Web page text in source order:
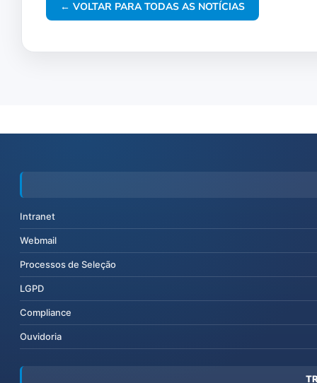
← VOLTAR PARA TODAS AS NOTÍCIAS
Intranet
Webmail
Processos de Seleção
LGPD
Compliance
Ouvidoria